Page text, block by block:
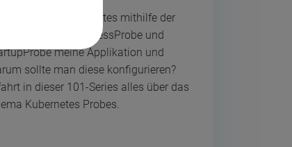
überwacht Kubernetes mithilfe der
ReadinessProbe und
meine Applikation und
sollte man diese konfigurieren?
in dieser 101-Series alles über das
Kubernetes Probes.